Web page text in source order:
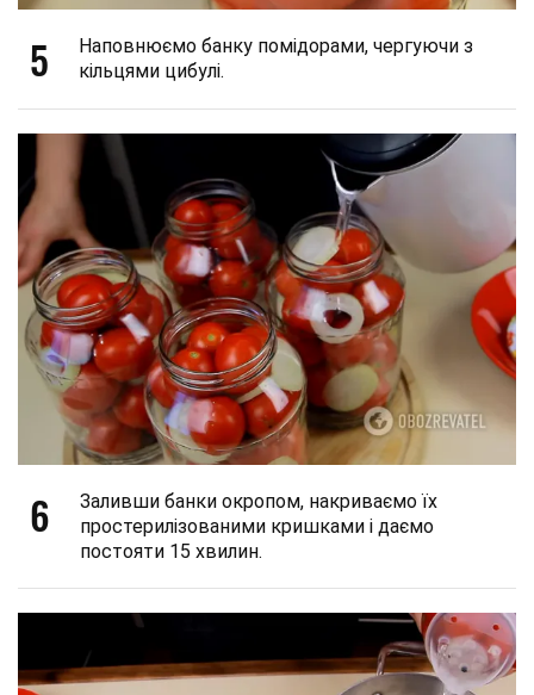
5
Наповнюємо банку помідорами, чергуючи з
кільцями цибулі.
6
Заливши банки окропом, накриваємо їх
простерилізованими кришками і даємо
постояти 15 хвилин.